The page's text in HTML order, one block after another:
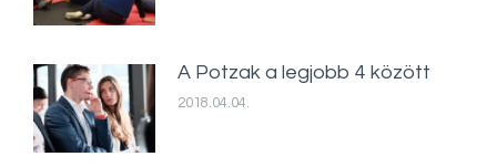
A Potzak a legjobb 4 között
2018.04.04.